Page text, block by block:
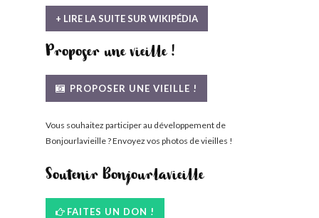
+ LIRE LA SUITE SUR WIKIPÉDIA
Proposer une vieille !
PROPOSER UNE VIEILLE !
Vous souhaitez participer au développement de
Bonjourlavieille ? Envoyez vos photos de vieilles !
Soutenir Bonjourlavieille
FAITES UN DON !